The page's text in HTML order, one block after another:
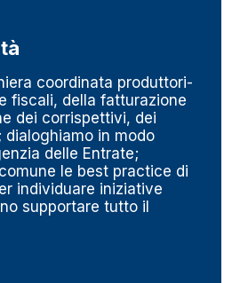
coordinata produttori-
fiscali, della fatturazione
dei corrispettivi, dei
in modo
delle Entrate;
le best practice di
individuare iniziative
supportare tutto il